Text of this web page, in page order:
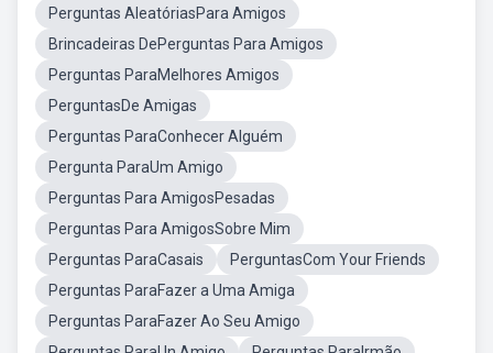
Perguntas AleatóriasPara Amigos
Brincadeiras DePerguntas Para Amigos
Perguntas ParaMelhores Amigos
PerguntasDe Amigas
Perguntas ParaConhecer Alguém
Pergunta ParaUm Amigo
Perguntas Para AmigosPesadas
Perguntas Para AmigosSobre Mim
Perguntas ParaCasais
PerguntasCom Your Friends
Perguntas ParaFazer a Uma Amiga
Perguntas ParaFazer Ao Seu Amigo